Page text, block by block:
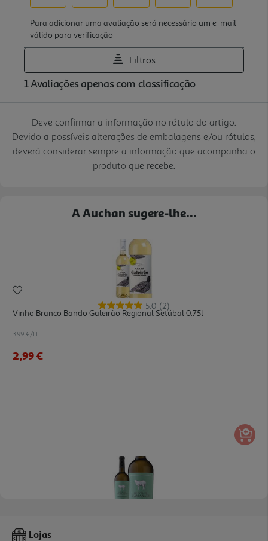
Deve confirmar a informação no rótulo do artigo.
Devido a possíveis alterações de embalagens e/ou rótulos,
deverá considerar sempre a informação que acompanha o
produto que recebe.
A Auchan sugere-lhe...
5.0 (2)
Vinho Branco Bando Galeirão Regional Setúbal 0.75l
3.99 €/Lt
2,99 €
Vinho Branco Quinta De Camarate Seco Setúbal 0.75l
Lojas